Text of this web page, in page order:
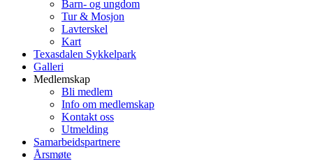
Barn- og ungdom
Tur & Mosjon
Lavterskel
Kart
Texasdalen Sykkelpark
Galleri
Medlemskap
Bli medlem
Info om medlemskap
Kontakt oss
Utmelding
Samarbeidspartnere
Årsmøte